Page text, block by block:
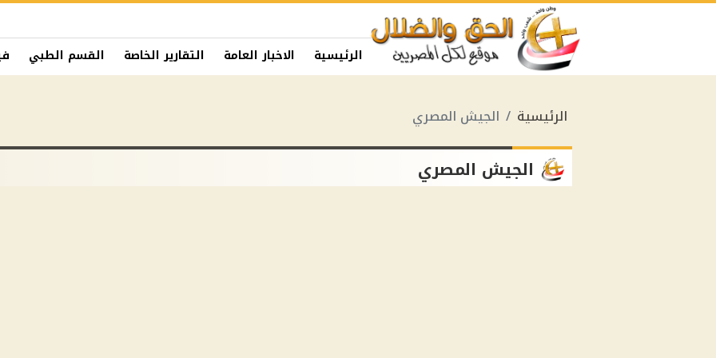
الرئيسية الاخبار العامة التقارير الخاصة القسم الطبي
الرئيسية الجيش المصري
الجيش المصري